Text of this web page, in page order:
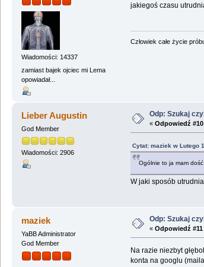
Wiadomości: 14337
zamiast bajek ojciec mi Lema
opowiadał...
jakiegoś czasu
Człowiek całe życie
Lieber Augustin
God Member
Wiadomości: 2906
Odp: Szukaj
« Odpowiedź
Cytat: maziek w Lutego
Ogólnie to ja mam
W jaki sposób
maziek
YaBB Administrator
God Member
Odp: Szukaj
« Odpowiedź
Na razie niezbyt
konta na googlu